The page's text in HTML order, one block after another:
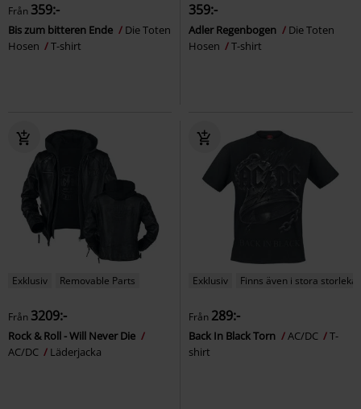
Från 359:-
Bis zum bitteren Ende
Die Toten
Hosen
T-shirt
359:-
Adler Regenbogen
Die Toten
Hosen
T-shirt
Exklusiv Removable Parts
Från 3209:-
Rock & Roll - Will Never Die
AC/DC
Läderjacka
Exklusiv Finns även i stora storlekar
Från 289:-
Back In Black Torn AC/DC
T-
shirt